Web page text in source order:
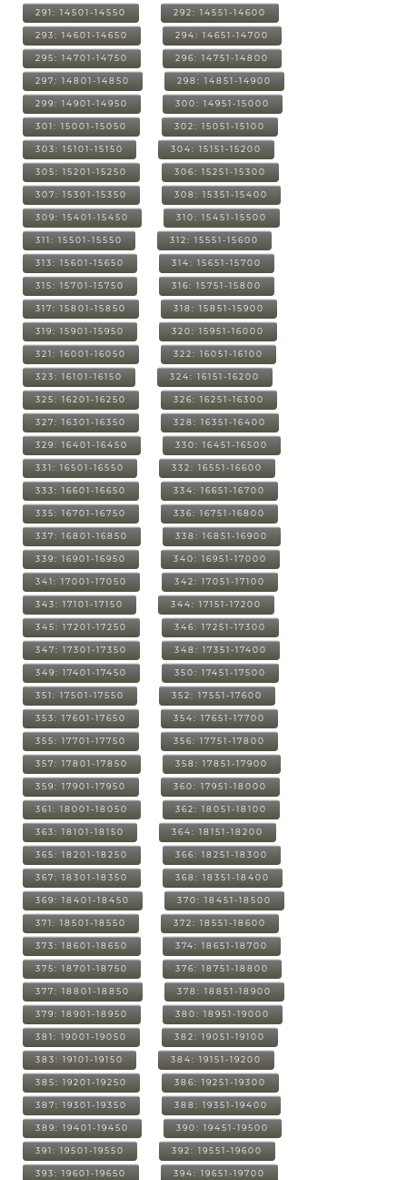
291: 14501-14550 292: 14551-14600
293: 14601-14650 294: 14651-14700
295: 14701-14750 296: 14751-14800
297: 14801-14850 298: 14851-14900
299: 14901-14950 300: 14951-15000
301: 15001-15050 302: 15051-15100
303: 15101-15150 304: 15151-15200
305: 15201-15250 306: 15251-15300
307: 15301-15350 308: 15351-15400
309: 15401-15450 310: 15451-15500
311: 15501-15550 312: 15551-15600
313: 15601-15650 314: 15651-15700
315: 15701-15750 316: 15751-15800
317: 15801-15850 318: 15851-15900
319: 15901-15950 320: 15951-16000
321: 16001-16050 322: 16051-16100
323: 16101-16150 324: 16151-16200
325: 16201-16250 326: 16251-16300
327: 16301-16350 328: 16351-16400
329: 16401-16450 330: 16451-16500
331: 16501-16550 332: 16551-16600
333: 16601-16650 334: 16651-16700
335: 16701-16750 336: 16751-16800
337: 16801-16850 338: 16851-16900
339: 16901-16950 340: 16951-17000
341: 17001-17050 342: 17051-17100
343: 17101-17150 344: 17151-17200
345: 17201-17250 346: 17251-17300
347: 17301-17350 348: 17351-17400
349: 17401-17450 350: 17451-17500
351: 17501-17550 352: 17551-17600
353: 17601-17650 354: 17651-17700
355: 17701-17750 356: 17751-17800
357: 17801-17850 358: 17851-17900
359: 17901-17950 360: 17951-18000
361: 18001-18050 362: 18051-18100
363: 18101-18150 364: 18151-18200
365: 18201-18250 366: 18251-18300
367: 18301-18350 368: 18351-18400
369: 18401-18450 370: 18451-18500
371: 18501-18550 372: 18551-18600
373: 18601-18650 374: 18651-18700
375: 18701-18750 376: 18751-18800
377: 18801-18850 378: 18851-18900
379: 18901-18950 380: 18951-19000
381: 19001-19050 382: 19051-19100
383: 19101-19150 384: 19151-19200
385: 19201-19250 386: 19251-19300
387: 19301-19350 388: 19351-19400
389: 19401-19450 390: 19451-19500
391: 19501-19550 392: 19551-19600
393: 19601-19650 394: 19651-19700